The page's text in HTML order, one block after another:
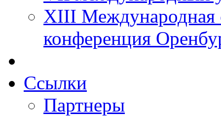
XIII Международная
конференция
Ссылки
Партнеры